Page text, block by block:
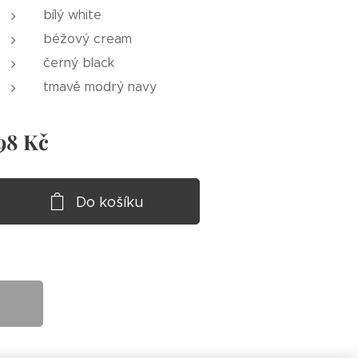
bílý white
béžový cream
černý black
tmavě modrý navy
Kč
Do košíku